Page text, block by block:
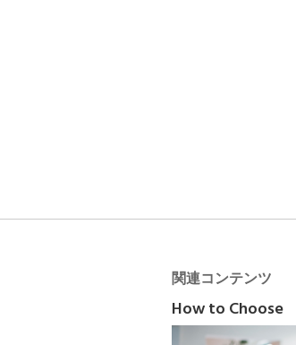
関連コンテンツ
How to Choose